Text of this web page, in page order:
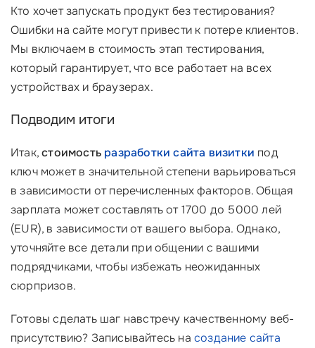
Кто хочет запускать продукт без тестирования?
Ошибки на сайте могут привести к потере клиентов.
Мы включаем в стоимость этап тестирования,
который гарантирует, что все работает на всех
устройствах и браузерах.
Подводим итоги
Итак,стоимость разработки сайта визитки под
ключ может в значительной степени варьироваться
в зависимости от перечисленных факторов. Общая
зарплата может составлять от 1700 до 5000 лей
(EUR), в зависимости от вашего выбора. Однако,
уточняйте все детали при общении с вашими
подрядчиками, чтобы избежать неожиданных
сюрпризов.
Готовы сделать шаг навстречу качественному веб-
присутствию? Записывайтесь на создание сайта